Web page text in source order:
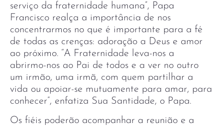
serviço da fraternidade humana”, Papa
Francisco realça a importância de nos
concentrarmos no que é importante para a fé
de todas as crenças: adoração a Deus e amor
ao próximo. “A Fraternidade leva-nos a
abrirmo-nos ao Pai de todos e a ver no outro
um irmão, uma irmã, com quem partilhar a
vida ou apoiar-se mutuamente para amar, para
conhecer”, enfatiza Sua Santidade, o Papa.
Os fiéis poderão acompanhar a reunião e a